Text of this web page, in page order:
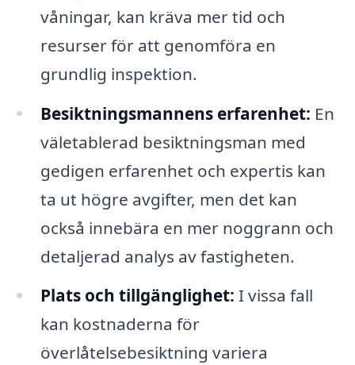
våningar, kan kräva mer tid och
resurser för att genomföra en
grundlig inspektion.
Besiktningsmannens erfarenhet: En
väletablerad besiktningsman med
gedigen erfarenhet och expertis kan
ta ut högre avgifter, men det kan
också innebära en mer noggrann och
detaljerad analys av fastigheten.
Plats och tillgänglighet: I vissa fall
kan kostnaderna för
överlåtelsebesiktning variera